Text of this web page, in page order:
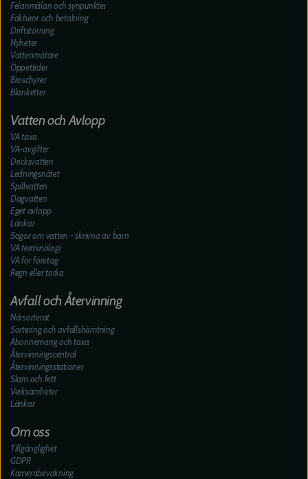
Felanmälan och synpunkter
Fakturor och betalning
Driftstörning
Nyheter
Vattenmätare
Öppettider
Broschyrer
Blanketter
Vatten och Avlopp
VA taxa
VA-avgifter
Dricksvatten
Ledningsnätet
Spillvatten
Dagvatten
Eget avlopp
Länkar
Sagor om vatten - skrivna av barn
VA terminologi
VA för företag
Regn eller torka
Avfall och Återvinning
Närsorterat
Sortering och avfallshämtning
Abonnemang och taxa
Återvinningscentral
Återvinningsstationer
Slam och fett
Verksamheter
Länkar
Om oss
Tillgänglighet
GDPR
Kamerabevakning